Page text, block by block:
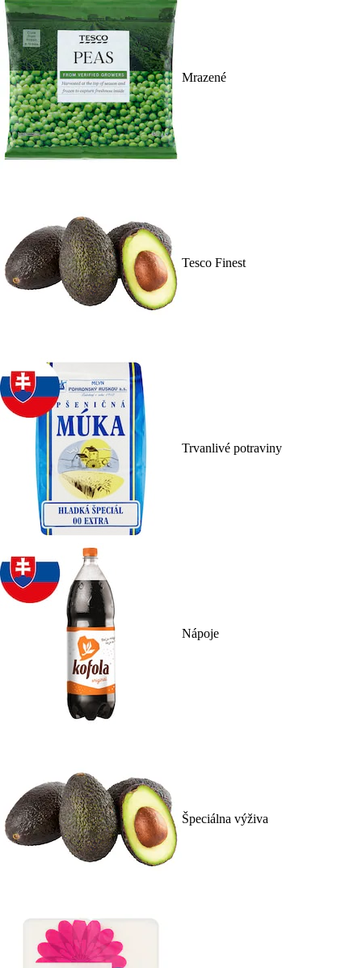
Mrazené
Tesco Finest
Trvanlivé potraviny
Nápoje
Špeciálna výživa